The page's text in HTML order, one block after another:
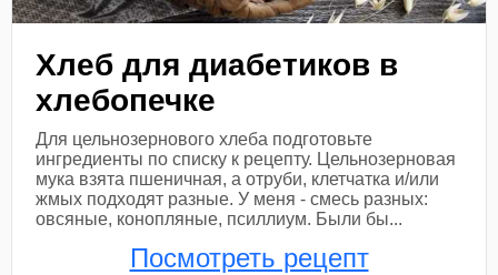
Хлеб для диабетиков в
хлебопечке
Для цельнозернового хлеба подготовьте
ингредиенты по списку к рецепту. Цельнозерновая
мука взята пшеничная, а отруби, клетчатка и/или
жмых подходят разные. У меня - смесь разных:
овсяные, конопляные, псиллиум. Были бы...
Посмотреть рецепт